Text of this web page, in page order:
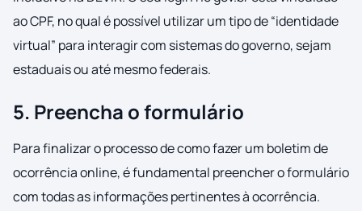
ao CPF, no qual é possível utilizar um tipo de “identidade
virtual” para interagir com sistemas do governo, sejam
estaduais ou até mesmo federais.
5. Preencha o formulário
Para finalizar o processo de como fazer um boletim de
ocorrência online, é fundamental preencher o formulário
com todas as informações pertinentes à ocorrência.